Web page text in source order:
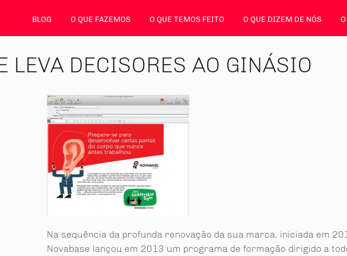
BLOG O QUE FAZEMOS O QUE TEMOS FEITO O QUE DIZEM DE NÓS
LEVA DECISORES AO GINÁSIO
Na sequência da profunda renovação da sua marca, iniciada em
Novabase lançou em 2013 um programa de formação dirigido a